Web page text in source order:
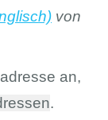
von
an,
.